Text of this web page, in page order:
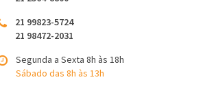
21 99823-5724
21 98472-2031
Segunda a Sexta 8h às 18h
Sábado das 8h às 13h